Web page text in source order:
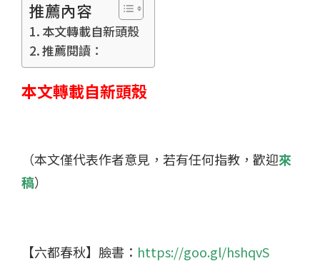
推薦內容
本文轉載自新頭殼
推薦閱讀：
本文轉載自新頭殼
（本文僅代表作者意見，若有任何指教，歡迎來
稿）
【六都春秋】臉書： https://goo.gl/hshqvS